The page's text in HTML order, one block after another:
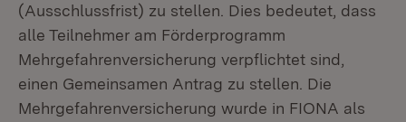
(Ausschlussfrist) zu stellen. Dies bedeutet, dass
alle Teilnehmer am Förderprogramm
Mehrgefahrenversicherung verpflichtet sind,
einen Gemeinsamen Antrag zu stellen. Die
Mehrgefahrenversicherung wurde in FIONA als